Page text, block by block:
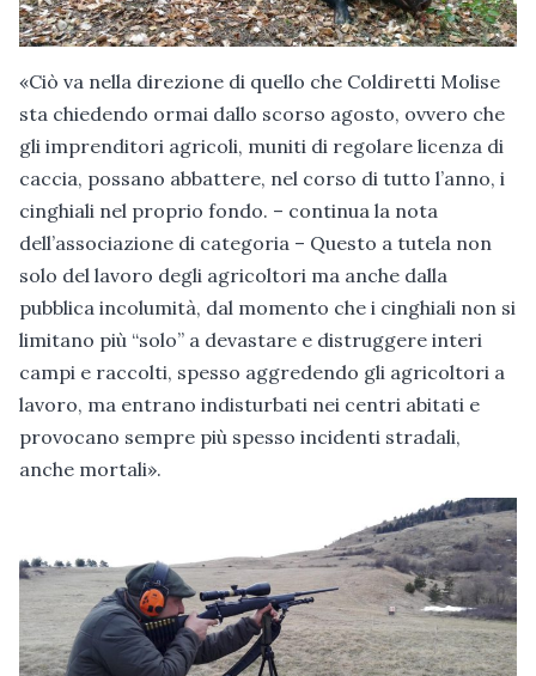
«Ciò va nella direzione di quello che Coldiretti Molise
sta chiedendo ormai dallo scorso agosto, ovvero che
gli imprenditori agricoli, muniti di regolare licenza di
caccia, possano abbattere, nel corso di tutto l’anno, i
cinghiali nel proprio fondo. – continua la nota
dell’associazione di categoria – Questo a tutela non
solo del lavoro degli agricoltori ma anche dalla
pubblica incolumità, dal momento che i cinghiali non si
limitano più “solo” a devastare e distruggere interi
campi e raccolti, spesso aggredendo gli agricoltori a
lavoro, ma entrano indisturbati nei centri abitati e
provocano sempre più spesso incidenti stradali,
anche mortali».